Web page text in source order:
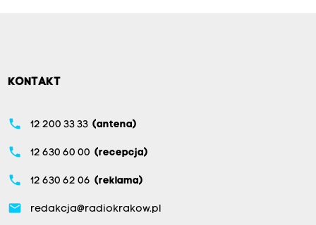
KONTAKT
phone 12 200 33 33 (antena)
phone 12 630 60 00 (recepcja)
phone 12 630 62 06 (reklama)
email redakcja@radiokrakow.pl